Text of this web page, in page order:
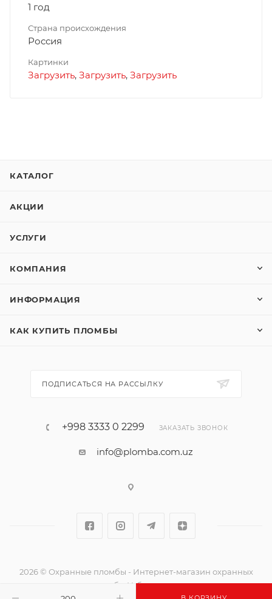
1 год
Страна происхождения
Россия
Картинки
Загрузить, Загрузить, Загрузить
КАТАЛОГ
АКЦИИ
УСЛУГИ
КОМПАНИЯ
ИНФОРМАЦИЯ
КАК КУПИТЬ ПЛОМБЫ
ПОДПИСАТЬСЯ НА РАССЫЛКУ
+998 3333 0 2299 ЗАКАЗАТЬ ЗВОНОК
info@plomba.com.uz
2026 © Охранные пломбы - Интернет-магазин охранных
пломб в Узбекистане